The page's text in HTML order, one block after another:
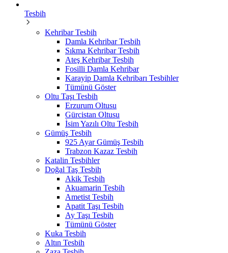
Tesbih
Kehribar Tesbih
Damla Kehribar Tesbih
Sıkma Kehribar Tesbih
Ateş Kehribar Tesbih
Fosilli Damla Kehribar
Karayip Damla Kehribarı Tesbihler
Tümünü Göster
Oltu Taşı Tesbih
Erzurum Oltusu
Gürcistan Oltusu
İsim Yazılı Oltu Tesbih
Gümüş Tesbih
925 Ayar Gümüş Tesbih
Trabzon Kazaz Tesbih
Katalin Tesbihler
Doğal Taş Tesbih
Akik Tesbih
Akuamarin Tesbih
Ametist Tesbih
Apatit Taşı Tesbih
Ay Taşı Tesbih
Tümünü Göster
Kuka Tesbih
Altın Tesbih